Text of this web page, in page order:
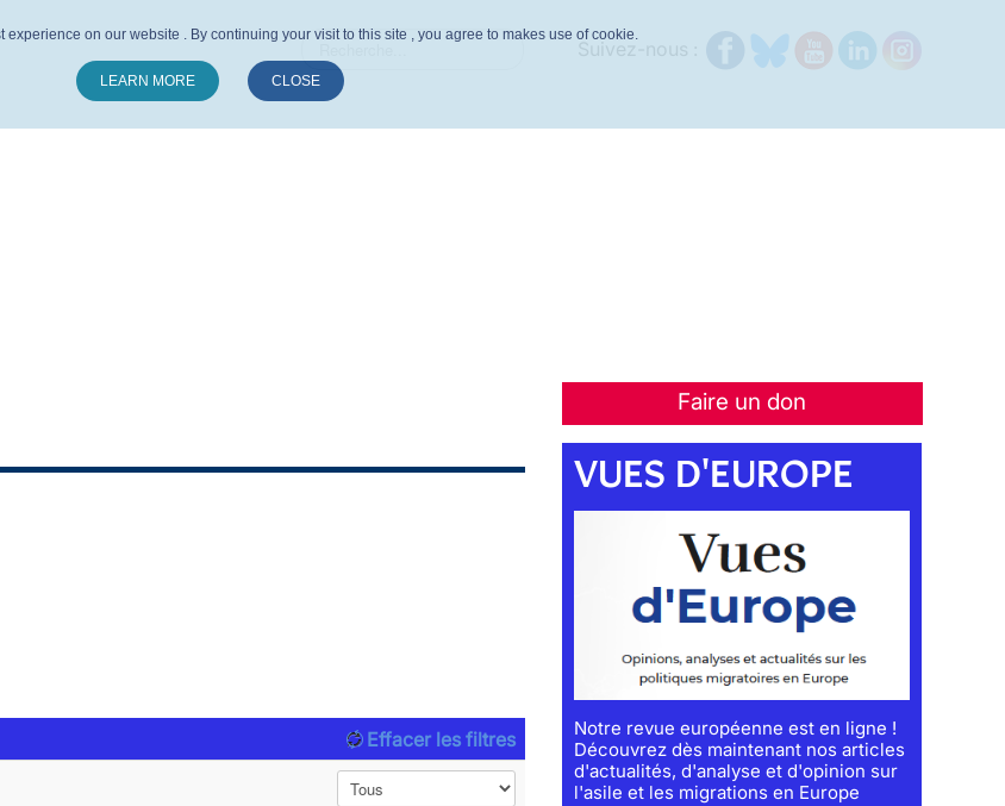
Faire un don
Effacer les filtres
VUES D'EUROPE
Notre revue européenne est en ligne !
Découvrez dès maintenant nos articles
d'actualités, d'analyse et d'opinion sur
l'asile et les migrations en Europe
experience on our website . By continuing your visit to this site , you agree to makes use of cookie.
LEARN MORE CLOSE